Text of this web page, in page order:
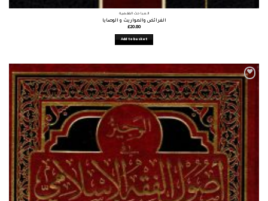
المباحث الفقهية
الفرائض والمواريث و الوصايا
£20.80
Add to basket